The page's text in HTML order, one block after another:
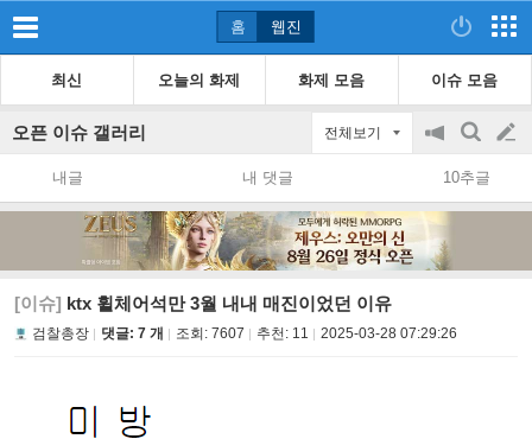
홈 웹진
최신 오늘의 화제 화제 모음 이슈 모음
오픈 이슈 갤러리 전체보기
공
지
on/off
검
색
글
쓰
내글 내 댓글 10추글
[이슈] ktx 휠체어석만 3월 내내 매진이었던 이유
검찰총장 댓글: 7 개 조회: 7607 추천: 11 2025-03-28 07:29:26